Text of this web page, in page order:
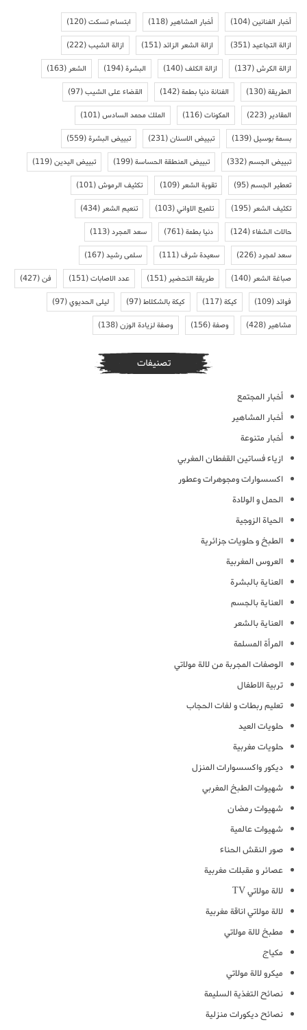
أخبار الفنانين(104) أخبار المشاهير(118) ابتسام تسكت(120)
ازالة التجاعيد(351) ازالة الشعر الزائد(151) ازالة الشيب(222)
ازالة الكرش(137) ازالة الكلف(140) البشرة(194) الشعر(163)
الطريقة(130) الفنانة دنيا بطمة(142) القضاء على الشيب(97)
المقادير(223) المكونات(116) الملك محمد السادس(101)
بسمة بوسيل(139) تبييض الاسنان(231) تبييض البشرة(559)
تبييض الجسم(332) تبييض المنطقة الحساسة(199) تبييض اليدين(119)
تعطير الجسم(95) تقوية الشعر(109) تكثيف الرموش(101)
تكثيف الشعر(195) تلميع الاواني(103) تنعيم الشعر(434)
حالات الشفاء(124) دنيا بطمة(761) سعد المجرد(113)
سعد لمجرد(226) سعيدة شرف(111) سلمى رشيد(167)
صباغة الشعر(140) طريقة التحضير(151) عدد الاصابات(151) فن(427)
فوائد(109) كيكة(117) كيكة بالشكلاط(97) ليلى الحديوي(97)
مشاهير(428) وصفة(156) وصفة لزيادة الوزن(138)
تصنيفات
أخبار المجتمع
أخبار المشاهير
أخبار متنوعة
ازياء فساتين القفطان المغربي
اكسسوارات ومجوهرات وعطور
الحمل و الولادة
الحياة الزوجية
الطبخ و حلويات جزائرية
العروس المغربية
العناية بالبشرة
العناية بالجسم
العناية بالشعر
المرأة المسلمة
الوصفات المجربة من لالة مولاتي
تربية الاطفال
تعليم ربطات و لفات الحجاب
حلويات العيد
حلويات مغربية
ديكور واكسسوارات المنزل
شهيوات الطبخ المغربي
شهيوات رمضان
شهيوات عالمية
صور النقش الحناء
عصائر و مقبلات مغربية
لالة مولاتي TV
لالة مولاتي اناقة مغربية
مطبخ لالة مولاتي
مكياج
ميكرو لالة مولاتي
نصائح التغذية السليمة
نصائح ديكورات منزلية